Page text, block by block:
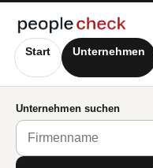
Start Unternehmen
Unternehmen suchen